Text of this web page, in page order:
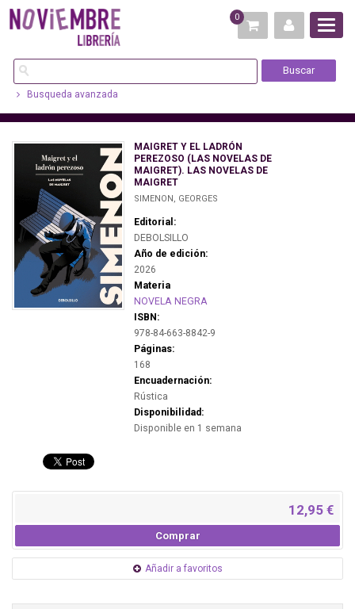
0
Busqueda avanzada
MAIGRET Y EL LADRÓN
PEREZOSO (LAS NOVELAS DE
MAIGRET). LAS NOVELAS DE
MAIGRET
SIMENON, GEORGES
Editorial:
DEBOLSILLO
Año de edición:
2026
Materia
NOVELA NEGRA
ISBN:
978-84-663-8842-9
Páginas:
168
Encuadernación:
Rústica
Disponibilidad:
Disponible en 1 semana
12,95 €
Comprar
Añadir a favoritos